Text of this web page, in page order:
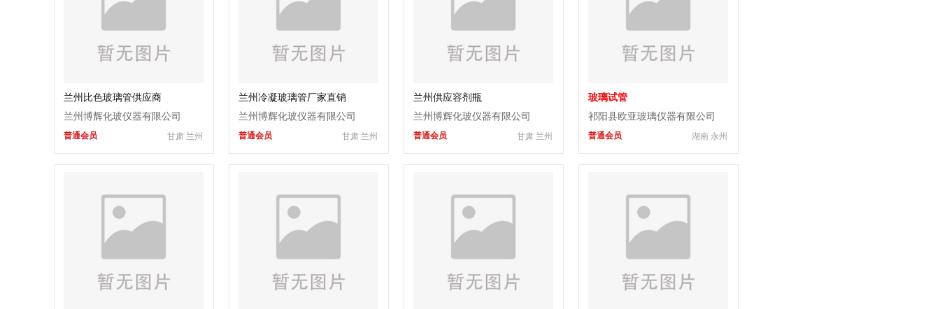
兰州比色玻璃管供应商
兰州博辉化玻仪器有限公司
甘肃 兰州
普通会员
兰州冷凝玻璃管厂家直销
兰州博辉化玻仪器有限公司
甘肃 兰州
普通会员
兰州供应容剂瓶
兰州博辉化玻仪器有限公司
甘肃 兰州
普通会员
玻璃试管
祁阳县欧亚玻璃仪器有限公司
湖南 永州
普通会员